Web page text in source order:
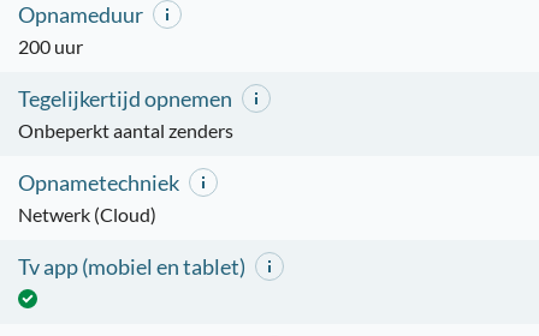
Opnameduur
200 uur
Tegelijkertijd opnemen
Onbeperkt aantal zenders
Opnametechniek
Netwerk (Cloud)
Tv app (mobiel en tablet)